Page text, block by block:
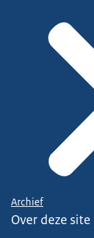
Archief
Over deze site